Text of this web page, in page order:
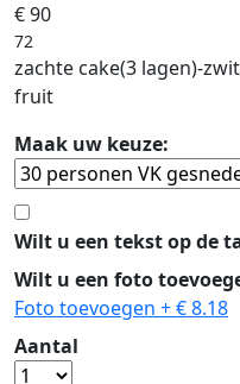
€ 90
72
zachte cake(3 lagen)-
fruit
Maak uw keuze:
Wilt u een tekst op de
Wilt u een foto
Foto toevoegen + € 8.18
Aantal